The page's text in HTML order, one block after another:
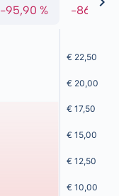
-95,90 % -86,36 %